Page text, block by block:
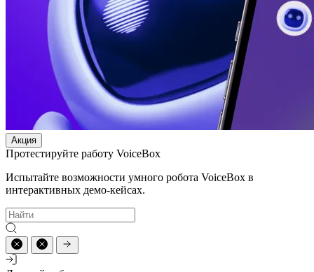
Акция
Протестируйте работу VoiceBox
Испытайте возможности умного робота VoiceBox в
интерактивных демо-кейсах.